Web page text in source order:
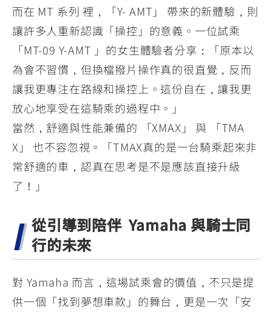
而在 MT 系列 裡，「Y- AMT」 帶來的新體驗，則
讓許多人重新認識「操控」的意義。一位試乘
「MT-09 Y-AMT 」的女生體驗者分享：「原本以
為會不習慣，但換檔撥片操作真的很直覺，反而
讓我更專注在路線和操控上。這份自在，讓我更
放心地享受在這騎乘的過程中。」
當然，舒適與性能兼備的 「XMAX」 與 「TMA
X」 也不容忽視。「TMAX真的是一台騎乘起來非
常舒適的車，認真在思考是不是應該直接升級
了！」
從引導到陪伴 Yamaha 與騎士同
行的未來
對 Yamaha 而言，這場試乘會的價值，不只是提
供一個「找到夢想車款」的舞台，更是一次「安